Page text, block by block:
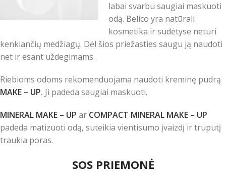
labai svarbu saugiai maskuoti
odą. Belico yra natūrali
kosmetika ir sudėtyse neturi
kenkiančių medžiagų. Dėl šios priežasties saugu ją naudoti
net ir esant uždegimams.
Riebioms odoms rekomenduojama naudoti kreminę pudrą
MAKE – UP. Ji padeda saugiai maskuoti.
MINERAL MAKE – UP ar COMPACT MINERAL MAKE – UP
padeda matizuoti odą, suteikia vientisumo įvaizdį ir truputį
traukia poras.
SOS PRIEMONĖ